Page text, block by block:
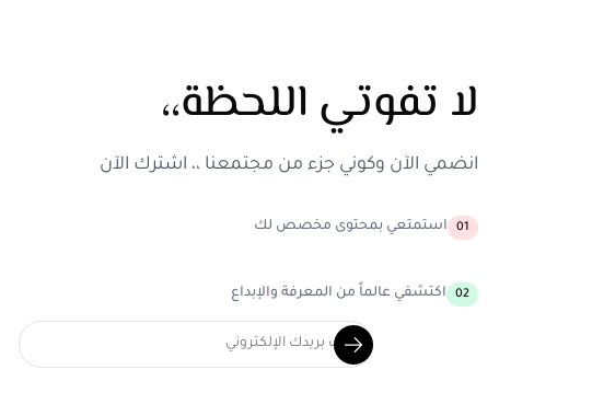
لا تفوتي اللحظة،،
انضمي الآن وكوني جزء من مجتمعنا ،، اشترك الآن
01 استمتعي بمحتوى مخصص لك
02 اكتشفي عالماً من المعرفة والإبداع